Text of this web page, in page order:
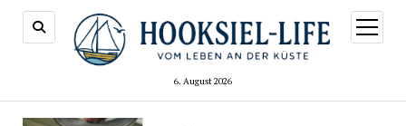
6. August 2026
Menü
öffnen